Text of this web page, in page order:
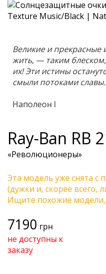
Великие и прекрасные
жить, — таким
их! Эти истины
смыли потоками славы.
Наполеон I
Ray-Ban RB
«Революционеры»
Эта модель уже снята с
(дужки и, скорее всего,
Ищите похожие модели,
7190 грн
не доступны к
заказу